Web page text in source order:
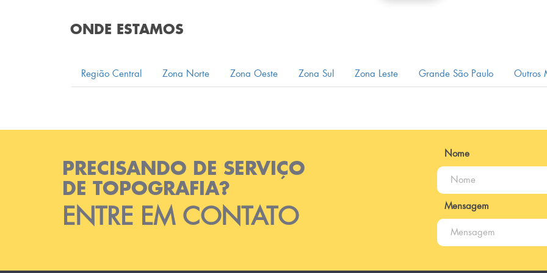
ONDE ESTAMOS
Região Central Zona Norte Zona Oeste Zona Sul Zona Leste Grande São Paulo Outros
PRECISANDO DE SERVIÇO
DE TOPOGRAFIA?
ENTRE EM CONTATO
Nome
Mensagem